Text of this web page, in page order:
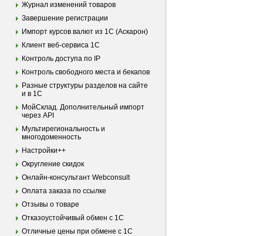
Журнал изменений товаров
Завершение регистрации
Импорт курсов валют из 1С (Аскарон)
Клиент веб-сервиса 1С
Контроль доступа по IP
Контроль свободного места и бекапов
Разные структуры разделов на сайте
и в 1С
МойСклад. Дополнительный импорт
через API
Мультирегиональность и
многодоменность
Настройки++
Округление скидок
Онлайн-консультант Webconsult
Оплата заказа по ссылке
Отзывы о товаре
Отказоустойчивый обмен с 1С
Отличные цены при обмене с 1С